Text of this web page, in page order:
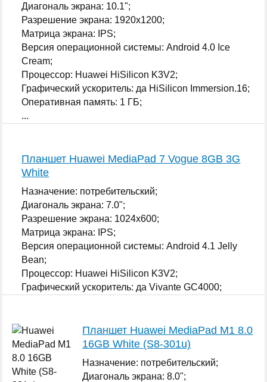
Диагональ экрана: 10.1";
Разрешение экрана: 1920x1200;
Матрица экрана: IPS;
Версия операционной системы: Android 4.0 Ice
Cream;
Процессор: Huawei HiSilicon K3V2;
Графический ускоритель: да HiSilicon Immersion.16;
Оперативная память: 1 ГБ;
...
Планшет Huawei MediaPad 7 Vogue 8GB 3G
White
Назначение: потребительский;
Диагональ экрана: 7.0";
Разрешение экрана: 1024x600;
Матрица экрана: IPS;
Версия операционной системы: Android 4.1 Jelly
Bean;
Процессор: Huawei HiSilicon K3V2;
Графический ускоритель: да Vivante GC4000;
Планшет Huawei MediaPad M1 8.0
16GB White (S8-301u)
Назначение: потребительский;
Диагональ экрана: 8.0";